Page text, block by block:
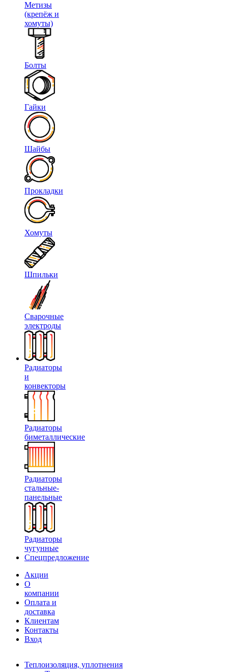
Метизы
(крепёж и
хомуты)
Болты
Гайки
Шайбы
Прокладки
Хомуты
Шпильки
Сварочные
электроды
Радиаторы
и
конвекторы
Радиаторы
биметаллические
Радиаторы
стальные-
панельные
Радиаторы
чугунные
Спецпредложение
Акции
О
компании
Оплата и
доставка
Клиентам
Контакты
Вход
Теплоизоляция, уплотнения